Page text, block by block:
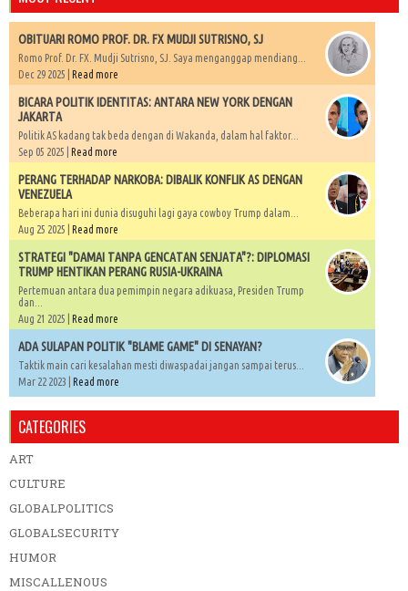
OBITUARI ROMO PROF. DR. FX MUDJI SUTRISNO, SJ
Romo Prof. Dr. FX. Mudji Sutrisno, SJ. Saya menganggap mendiang...
Dec 29 2025 | Read more
BICARA POLITIK IDENTITAS: ANTARA NEW YORK DENGAN
JAKARTA
Politik AS kadang tak beda dengan di Wakanda, dalam hal faktor...
Sep 05 2025 | Read more
PERANG TERHADAP NARKOBA: DIBALIK KONFLIK AS DENGAN
VENEZUELA
Beberapa hari ini dunia disuguhi lagi gaya cowboy Trump dalam...
Aug 25 2025 | Read more
STRATEGI "DAMAI TANPA GENCATAN SENJATA"?: DIPLOMASI
TRUMP HENTIKAN PERANG RUSIA-UKRAINA
Pertemuan antara dua pemimpin negara adikuasa, Presiden Trump
dan...
Aug 21 2025 | Read more
ADA SULAPAN POLITIK "BLAME GAME" DI SENAYAN?
Taktik main cari kesalahan mesti diwaspadai jangan sampai terus...
Mar 22 2023 | Read more
CATEGORIES
ART
CULTURE
GLOBALPOLITICS
GLOBALSECURITY
HUMOR
MISCALLENOUS